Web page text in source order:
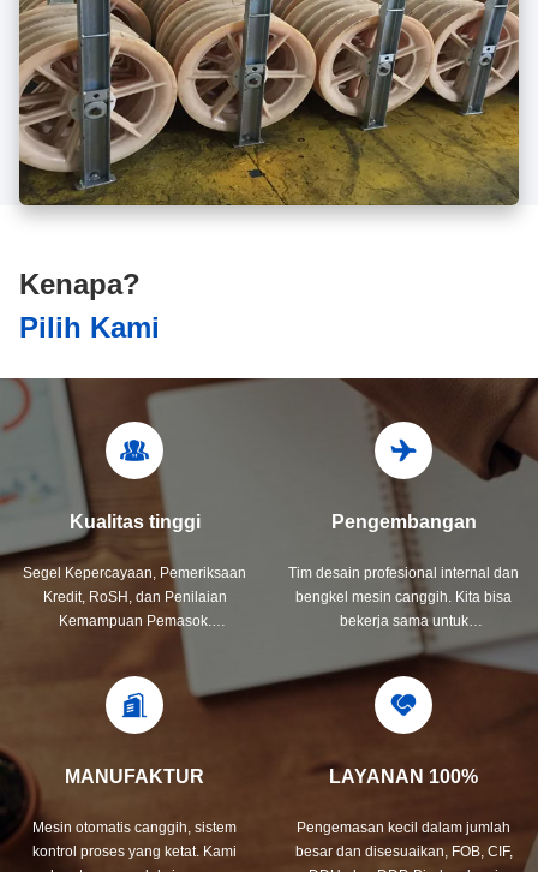
Kenapa?
Pilih Kami
Kualitas tinggi
Segel Kepercayaan, Pemeriksaan
Kredit, RoSH, dan Penilaian
Kemampuan Pemasok.
laboratorium pengujian
profesional.
Pengembangan
Tim desain profesional internal dan
bengkel mesin canggih. Kita bisa
bekerja sama untuk
mengembangkan produk yang
Anda butuhkan.
MANUFAKTUR
Mesin otomatis canggih, sistem
kontrol proses yang ketat. Kami
LAYANAN 100%
Pengemasan kecil dalam jumlah
besar dan disesuaikan, FOB, CIF,